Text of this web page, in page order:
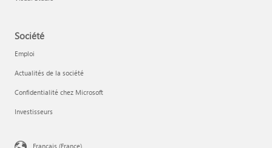
Société
Emploi
Actualités de la société
Confidentialité chez Microsoft
Investisseurs
Français (France)